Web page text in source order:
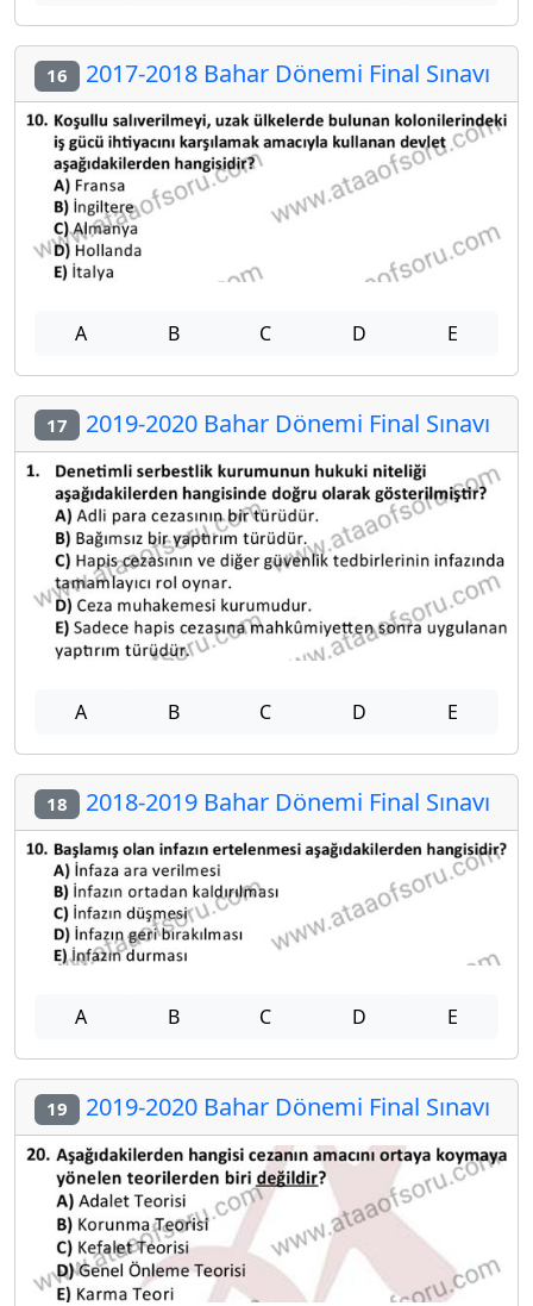
16 2017-2018 Bahar Dönemi Final Sınavı
A B C D E
17 2019-2020 Bahar Dönemi Final Sınavı
A B C D E
18 2018-2019 Bahar Dönemi Final Sınavı
A B C D E
19 2019-2020 Bahar Dönemi Final Sınavı